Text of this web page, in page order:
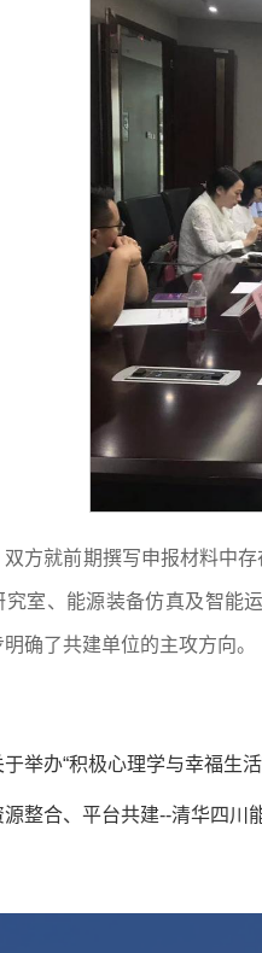
双方就前期撰写申报材料中
究室、能源装备仿真及智能
确了共建单位的主攻方向。
于举办“积极心理学与幸福生
源整合、平台共建--清华四川